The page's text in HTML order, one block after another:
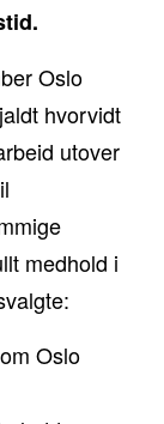
Oslo
hvorvidt
utover
medhold i
Oslo